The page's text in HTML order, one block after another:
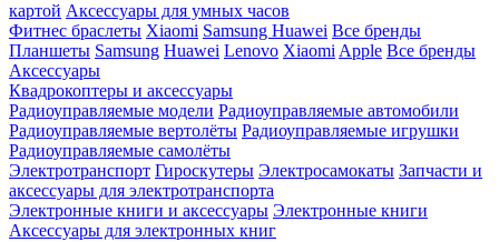
картой Аксессуары для умных часов
Фитнес браслеты Xiaomi Samsung Huawei Все бренды
Планшеты Samsung Huawei Lenovo Xiaomi Apple Все бренды
Аксессуары
Квадрокоптеры и аксессуары
Радиоуправляемые модели Радиоуправляемые автомобили
Радиоуправляемые вертолёты Радиоуправляемые игрушки
Радиоуправляемые самолёты
Электротранспорт Гироскутеры Электросамокаты Запчасти и
аксессуары для электротранспорта
Электронные книги и аксессуары Электронные книги
Аксессуары для электронных книг